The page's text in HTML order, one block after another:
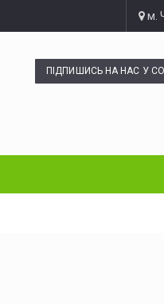
м.
ПІДПИШИСЬ НА НАС У